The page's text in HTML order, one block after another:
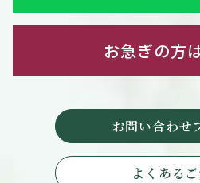
お急ぎの方
お問い合わせ
よくある